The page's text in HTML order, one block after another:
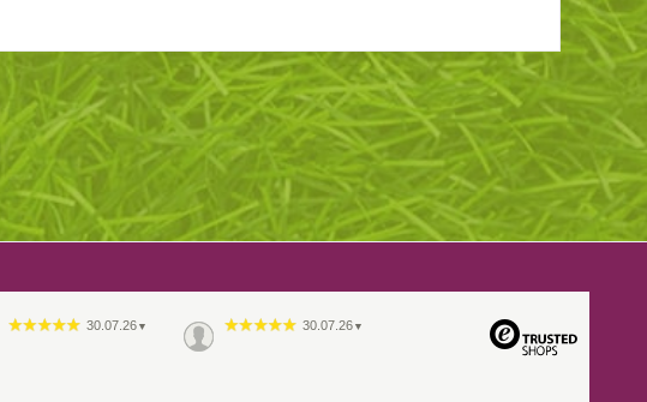
30.07.26 ▼ 30.07.26 ▼